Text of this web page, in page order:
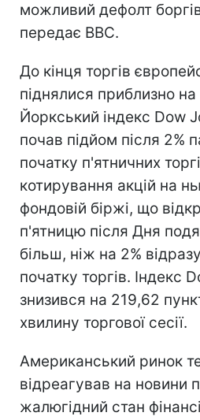
можливий дефолт
передає ВВС.
До кінця торгів
піднялися приблизно
Йоркський індекс Dow
почав підйом після 2%
початку п'ятничних
котирування акцій на
фондовій біржі, що
п'ятницю після Дня
більш, ніж на 2%
початку торгів. Індекс
знизився на 219,62
хвилину торгової сесії.
Американський ринок
відреагував на новини
жалюгідний стан